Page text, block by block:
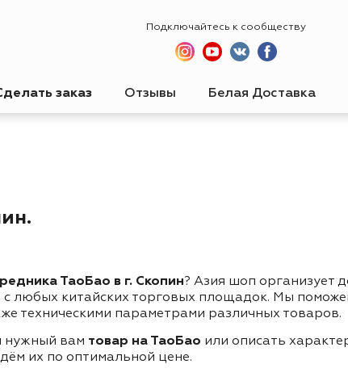
Подключайтесь к сообществу
заказ Отзывы Белая Доставка
ТаоБао в г. Скопин? Азия шоп организует
с любых китайских торговых площадок. Мы
техническими параметрами различных товаров.
нужный вам товар на ТаоБао или описать
их по оптимальной цене.